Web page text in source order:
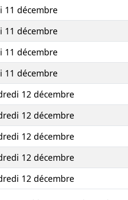
11 décembre
11 décembre
11 décembre
11 décembre
12 décembre
12 décembre
12 décembre
12 décembre
12 décembre